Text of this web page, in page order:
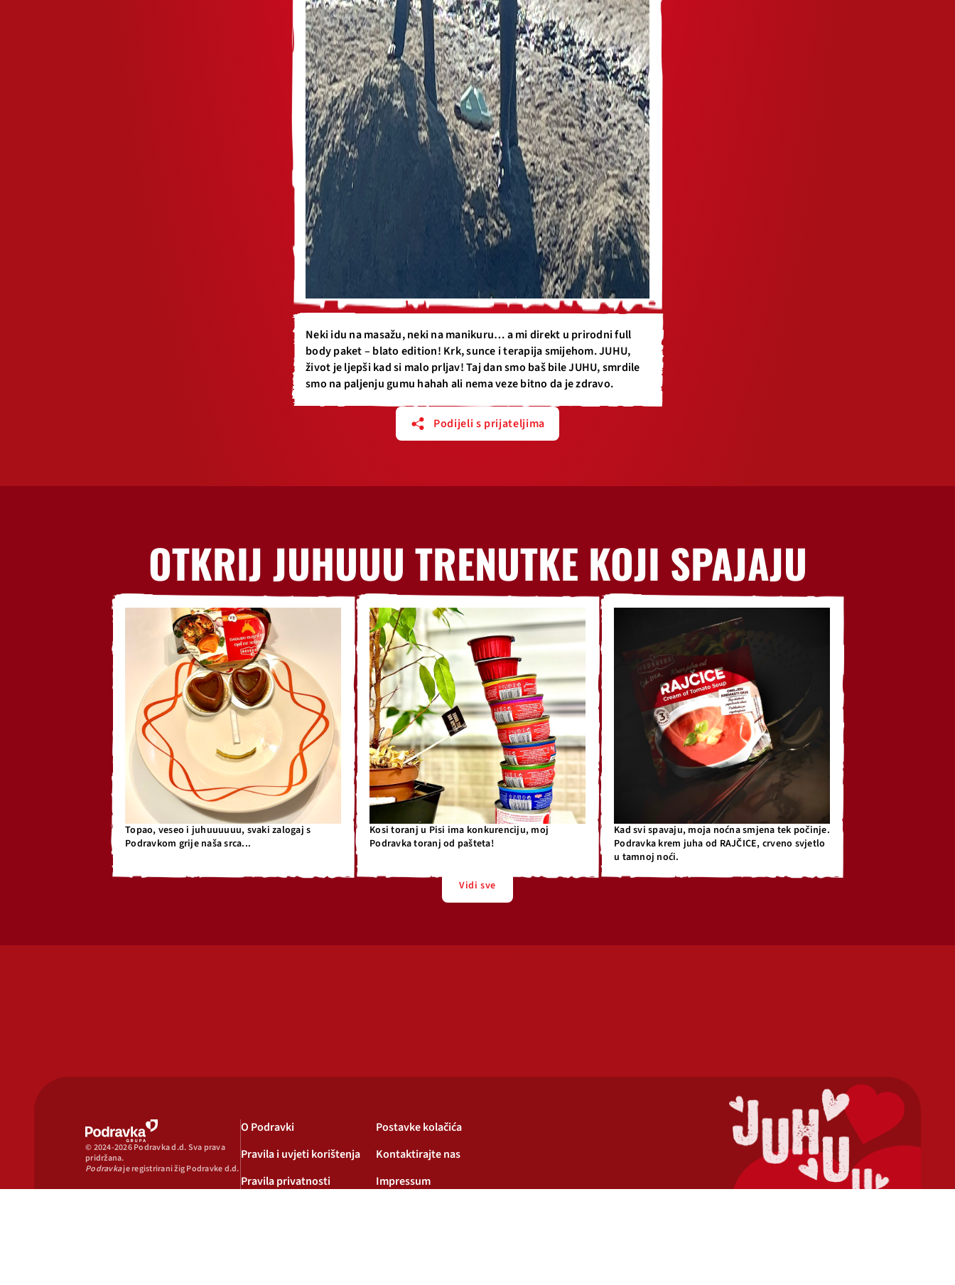
Neki idu na masažu, neki na manikuru… a mi direkt u prirodni full
body paket – blato edition! Krk, sunce i terapija smijehom. JUHU,
život je ljepši kad si malo prljav! Taj dan smo baš bile JUHU, smrdile
smo na paljenju gumu hahah ali nema veze bitno da je zdravo.
Podijeli s prijateljima
OTKRIJ JUHUUU TRENUTKE KOJI SPAJAJU
Topao, veseo i juhuuuuuu, svaki zalogaj s
Podravkom grije naša srca...
Kosi toranj u Pisi ima konkurenciju, moj
Podravka toranj od pašteta!
Kad svi spavaju, moja noćna smjena tek počinje.
Podravka krem juha od RAJČICE, crveno svjetlo
u tamnoj noći.
Vidi sve
© 2024-2026 Podravka d.d. Sva prava
pridržana.
Podravkaje registrirani žig Podravke d.d.
O Podravki
Pravila i uvjeti korištenja
Pravila privatnosti
Postavke kolačića
Kontaktirajte nas
Impressum